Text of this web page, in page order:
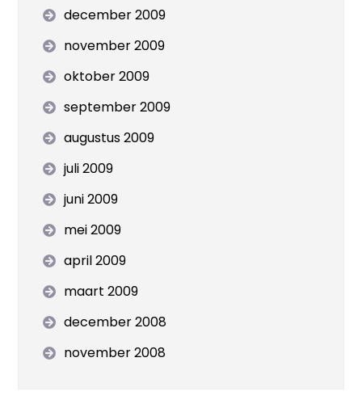
december 2009
november 2009
oktober 2009
september 2009
augustus 2009
juli 2009
juni 2009
mei 2009
april 2009
maart 2009
december 2008
november 2008